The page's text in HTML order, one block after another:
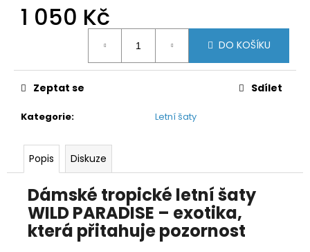
1 050 Kč
DO KOŠÍKU
Kategorie: Letní šaty
Zeptat se Sdílet
Popis Diskuze
Dámské tropické letní šaty
WILD PARADISE – exotika,
která přitahuje pozornost